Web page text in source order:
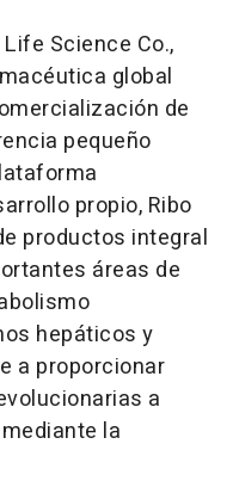
Science Co.,
global
de
pequeño
propio, Ribo
productos integral
áreas de
hepáticos y
a proporcionar
a
la